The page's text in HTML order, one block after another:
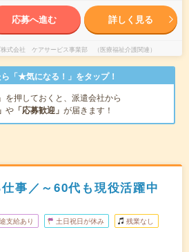
応募へ進む 詳しく見る
式会社 ケアサービス事業部 （医療福祉介護関連）
「★気になる！」をタップ！
を押しておくと、派遣会社から
や 「応募歓迎」 が届きます！
事／～60代も現役活躍中
支給あり 土日祝日が休み 残業なし